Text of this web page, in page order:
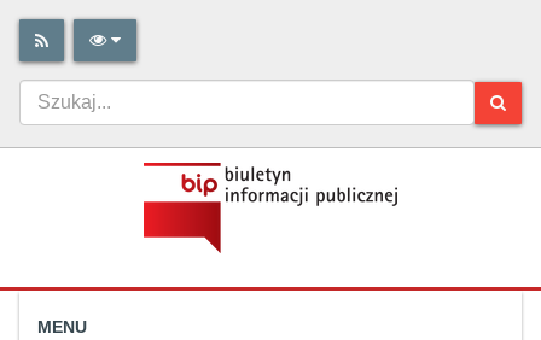
MENU